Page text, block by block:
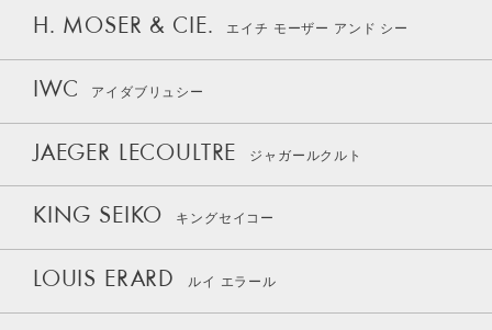
H. MOSER & CIE. エイチ モーザー アンド シー
IWC アイダブリュシー
JAEGER LECOULTRE ジャガールクルト
KING SEIKO キングセイコー
LOUIS ERARD ルイ エラール